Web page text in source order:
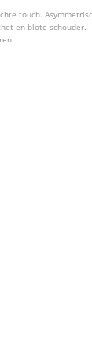
touch.
en blote schouder.